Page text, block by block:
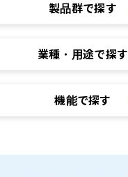
製品群で探す
業種・用途で探す
機能で探す